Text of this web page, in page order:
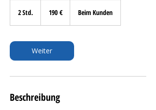
2 Std.
d
.
190 € Beim Kunden
Weiter
Beschreibung